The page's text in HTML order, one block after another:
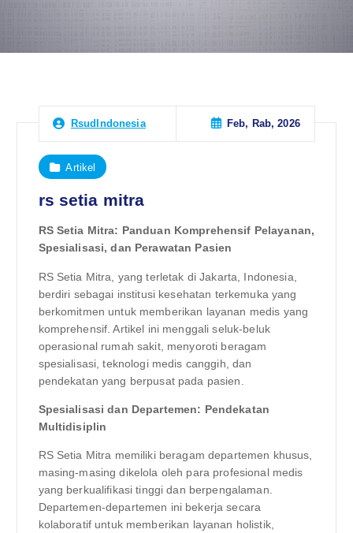
RsudIndonesia Feb, Rab, 2026
Artikel
rs setia mitra
RS Setia Mitra: Panduan Komprehensif Pelayanan,
Spesialisasi, dan Perawatan Pasien
RS Setia Mitra, yang terletak di Jakarta, Indonesia,
berdiri sebagai institusi kesehatan terkemuka yang
berkomitmen untuk memberikan layanan medis yang
komprehensif. Artikel ini menggali seluk-beluk
operasional rumah sakit, menyoroti beragam
spesialisasi, teknologi medis canggih, dan
pendekatan yang berpusat pada pasien.
Spesialisasi dan Departemen: Pendekatan
Multidisiplin
RS Setia Mitra memiliki beragam departemen khusus,
masing-masing dikelola oleh para profesional medis
yang berkualifikasi tinggi dan berpengalaman.
Departemen-departemen ini bekerja secara
kolaboratif untuk memberikan layanan holistik,